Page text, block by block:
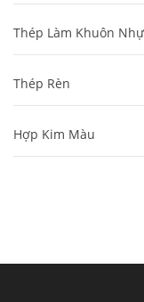
Thép Làm Khuôn
Thép Rèn
Hợp Kim Màu